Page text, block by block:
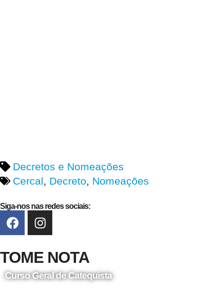
Decretos e Nomeações
Cercal, Decreto, Nomeações
Siga-nos nas redes sociais:
TOME NOTA
Curso Geral de Catequista